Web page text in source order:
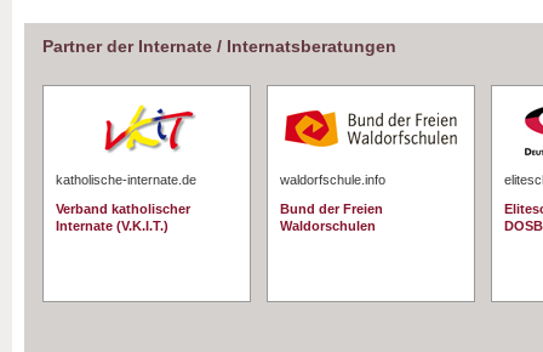
Partner der Internate / Internatsberatungen
katholische-internate.de
Verband katholischer
Internate (V.K.I.T.)
waldorfschule.info
Bund der Freien
Waldorschulen
DOSB